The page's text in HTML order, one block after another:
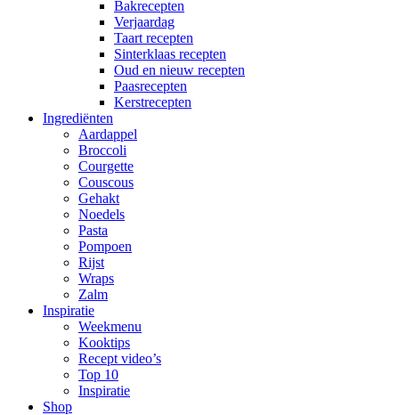
Bakrecepten
Verjaardag
Taart recepten
Sinterklaas recepten
Oud en nieuw recepten
Paasrecepten
Kerstrecepten
Ingrediënten
Aardappel
Broccoli
Courgette
Couscous
Gehakt
Noedels
Pasta
Pompoen
Rijst
Wraps
Zalm
Inspiratie
Weekmenu
Kooktips
Recept video’s
Top 10
Inspiratie
Shop